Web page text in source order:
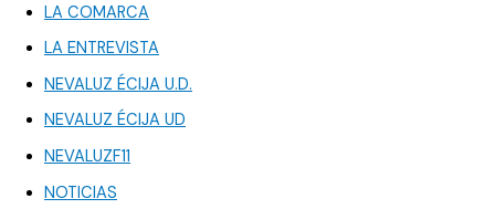
LA COMARCA
LA ENTREVISTA
NEVALUZ ÉCIJA U.D.
NEVALUZ ÉCIJA UD
NEVALUZF11
NOTICIAS